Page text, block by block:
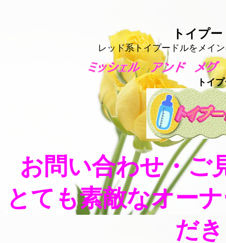
トイプ
レッド系トイプードルをメイ
トイ
お問い合わせ・ご
とても素敵なオー
だ